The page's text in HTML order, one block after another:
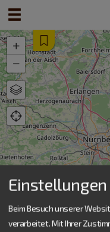
+
−
Karte
Luftbild
Topografisch
Beim Besuch unserer
verarbeitet. Mit Ihrer